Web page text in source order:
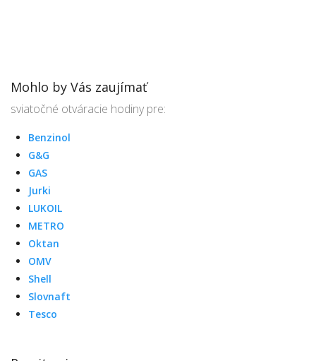
Mohlo by Vás zaujímať
sviatočné otváracie hodiny pre:
Benzinol
G&G
GAS
Jurki
LUKOIL
METRO
Oktan
OMV
Shell
Slovnaft
Tesco